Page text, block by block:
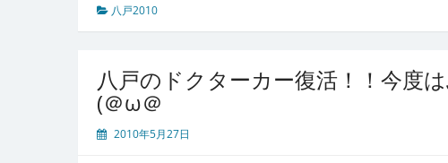
八戸2010
八戸のドクターカー復活！！今度
(＠ω＠
2010年5月27日